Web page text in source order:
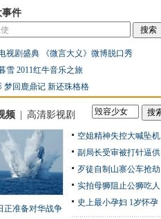
事件
视剧盛典
《微言大义》微博脱口秀
雪 2011红牛音乐之旅
梦回鹿鼎记 新还珠格格
频 高清影视剧
正准备对华战争
空姐精神失控大喊坠机
副局长受审被打针逼供
歹徒自制山寨公车抢劫
实拍母狮阻止公狮吃人
史上最小孕妇 1岁怀孕